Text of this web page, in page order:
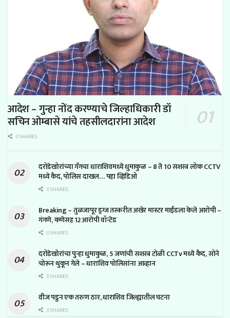
आदेश – गुन्हा नोंद करण्याचे जिल्हाधिकारी डॉ
सचिन ओम्बासे यांचे तहसीलदारांना आदेश
0 SHARES
दरोडेखोरांच्या गँगचा धाराशिवमध्ये धुमाकुळ – 8 ते 10 सशस्त्र लोक CCTV
मध्ये कैद, पोलिस दाखल… पहा व्हिडिओ
0 SHARES
Breaking – तुळजापूर ड्रग्ज तस्करीत अखेर मास्टर माईंडला केले आरोपी –
गंगणे, कणेसह 12 आरोपी वॉन्टेड
0 SHARES
दरोडेखोरांचा पुन्हा धुमाकुळ, 5 जणांची सशस्त्र टोळी CCTv मध्ये कैद, सोने
चोरून थुकून गेले – धाराशिव पोलिसांना आव्हान
0 SHARES
वीज पडुन एक तरुण ठार, धाराशिव जिल्ह्यातील घटना
0 SHARES